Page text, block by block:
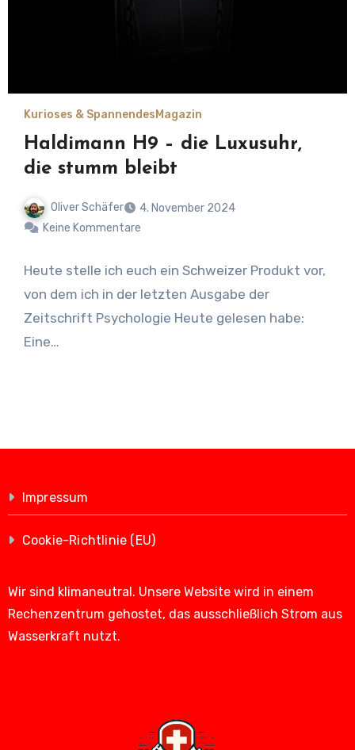
Kurioses & Spannendes Magazin
Haldimann H9 – die Luxusuhr,
die stumm bleibt
Oliver Schäfer
4. November 2024
Keine Kommentare
Heute stelle ich euch ein Schweizer Produkt vor,
von dem ich in der letzten Ausgabe der
Zeitschrift Psychologie Heute gelesen habe:
Eine…
Impressum
Cookie-Richtlinie (EU)
Wir sind klimaneutral. Unsere Website wird in einem
Rechenzentrum gehostet, das ausschließlich Strom aus
Wasserkraft nutzt.